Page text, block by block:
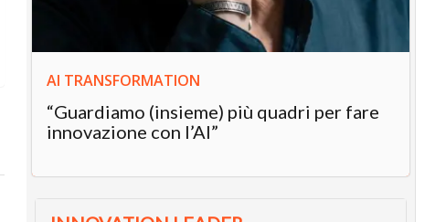
AI TRANSFORMATION
“Guardiamo (insieme) più quadri per fare
innovazione con l’AI”